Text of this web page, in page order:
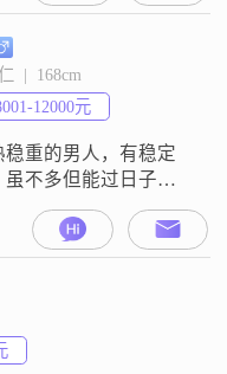
之间##3002##我对生
度和追求，喜欢随
，乐观积极地面对
我认为情绪稳定对
质量非常重要，所
|  168cm
12000元
重的男人，有稳定
不多但能过日子，
婚，稀里糊涂结了
离得很干脆，不纠
也希望未来的
边界感十足，我们
余生，我绝不会辜
定会倍加珍惜和呵
诚勿扰，宁缺毋滥